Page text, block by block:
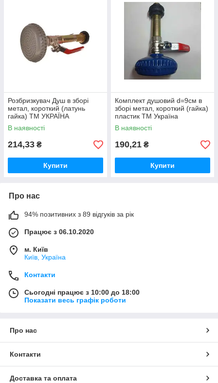
Розбризкувач Душ в зборі
метал, короткий (латунь
гайка) ТМ УКРАЇНА
В наявності
214,33 ₴
Купити
Комплект душовий d=9см в
зборі метал, короткий (гайка)
пластик ТМ Україна
В наявності
190,21 ₴
Купити
Про нас
94% позитивних з 89 відгуків за рік
Працює з 06.10.2020
м. Київ
Київ, Україна
Контакти
Сьогодні працює з 10:00 до 18:00
Показати весь графік роботи
Про нас
Контакти
Доставка та оплата